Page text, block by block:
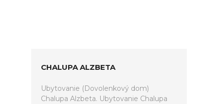
CHALUPA ALZBETA
Ubytovanie (Dovolenkový dom)
Chalupa Alzbeta. Ubytovanie Chalupa